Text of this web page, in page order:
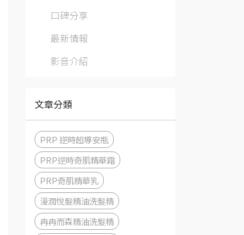
口碑分享
最新情報
影音介紹
文章分類
PRP 逆時超導安瓶
PRP逆時奇肌精華霜
PRP奇肌精華乳
漫潤悅髮精油洗髮精
冉冉而森精油洗髮精